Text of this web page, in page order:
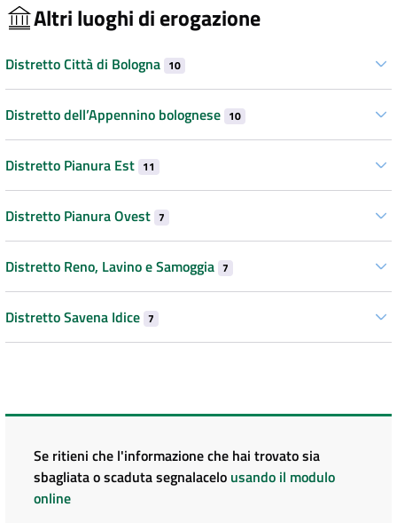
Altri luoghi di erogazione
Distretto Città di Bologna 10
Distretto dell’Appennino bolognese 10
Distretto Pianura Est 11
Distretto Pianura Ovest 7
Distretto Reno, Lavino e Samoggia 7
Distretto Savena Idice 7
Se ritieni che l'informazione che hai trovato sia
sbagliata o scaduta segnalacelo usando il modulo
online